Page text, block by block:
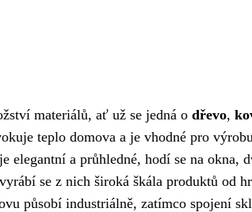
materiálů, ať už se jedná o dřevo,
teplo domova a je vhodné pro
elegantní a průhledné, hodí se na
se z nich široká škála produktů od
působí industriálně, zatímco spojení